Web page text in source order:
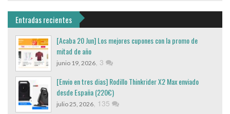
Entradas recientes
[Acaba 20 Jun] Los mejores cupones con la promo de
mitad de año
junio 19, 2026, 3
[Envio en tres dias] Rodillo Thinkrider X2 Max enviado
desde España (220€)
julio 25, 2026, 135